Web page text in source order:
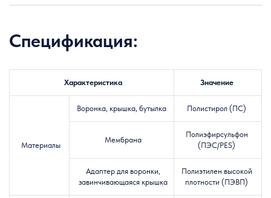
Спецификация:
Характеристика Значение
Материалы
Воронка, крышка, бутылка Полистирол (ПС)
Мембрана
Полиэфирсульфон
(ПЭС/PES)
Адаптер для воронки,
завинчивающаяся крышка
Полиэтилен высокой
плотности (ПЭВП)